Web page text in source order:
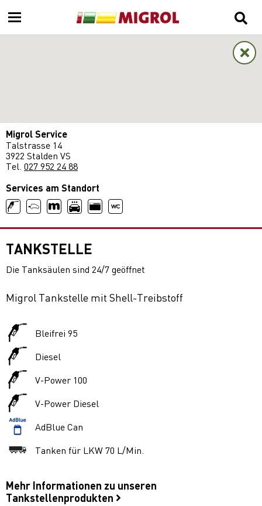
Migrol Service
Talstrasse 14
3922 Stalden VS
Tel. 027 952 24 88
Services am Standort
TANKSTELLE
Die Tanksäulen sind 24/7 geöffnet
Migrol Tankstelle mit Shell-Treibstoff
Bleifrei 95
Diesel
V-Power 100
V-Power Diesel
AdBlue Can
Tanken für LKW 70 L/Min.
Mehr Informationen zu unseren
Tankstellenprodukten